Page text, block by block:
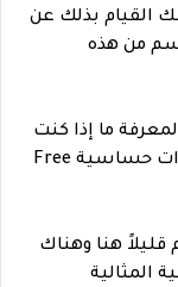
القيام بذلك عن
من هذه
ما إذا كنت
مرتاحًا ويمكن أن تؤدي بشكل جيد مع إعدادات حساسية Free
قليلاً هنا وهناك
المثالية